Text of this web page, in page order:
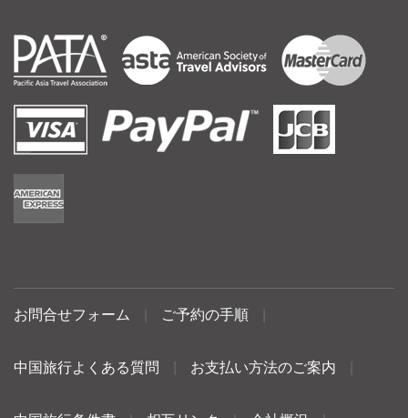
お問合せフォーム ご予約の手順
中国旅行よくある質問 お支払い方法のご案内